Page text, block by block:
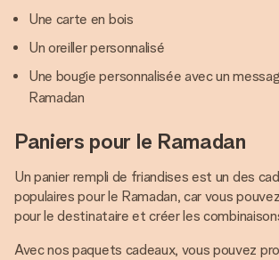
Une carte en bois
Un oreiller personnalisé
Une bougie personnalisée avec un
Ramadan
Paniers pour le Ramadan
Un panier rempli de friandises est un des
populaires pour le Ramadan, car vous
pour le destinataire et créer les
Avec nos paquets cadeaux, vous pouvez